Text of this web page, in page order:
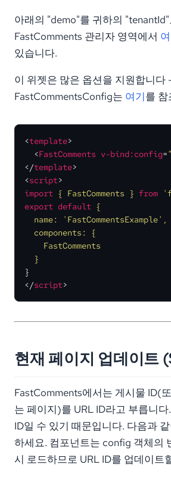
아래의 "demo"를 귀하의
FastComments 관리자 영역에서
있습니다.
이 위젯은 많은 옵션을 지원합니다
FastCommentsConfig는 여기를 참
<template>
<FastComments v-bind:config="
</template>
<script>
import { FastComments } from
export default {
  name: 'FastCommentsExample',
  components: {
    FastComments
  }
</script>
현재 페이지 업데이트
FastComments에서는 게시물 ID(
는 페이지)를 URL ID라고 부릅니
ID일 수 있기 때문입니다. 다음과
하세요. 컴포넌트는 config 객체의
시 로드하므로 URL ID를 업데이트